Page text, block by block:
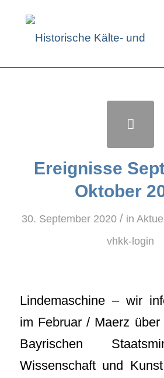
Ereignisse
Oktober
30. September 2020 / in
vhkk-login
Lindemaschine – wir
im Februar / Maerz
Bayrischen
Wissenschaft und